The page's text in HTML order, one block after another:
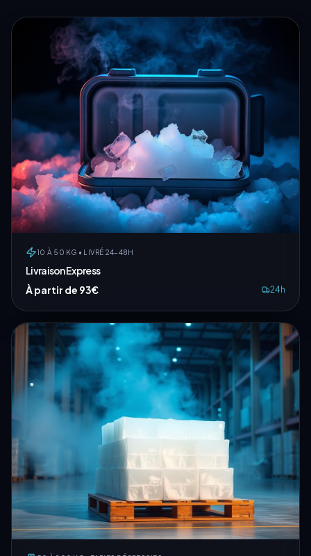
10 À 50 KG • LIVRÉ 24–48H
Livraison Express
À partir de 93€
24h